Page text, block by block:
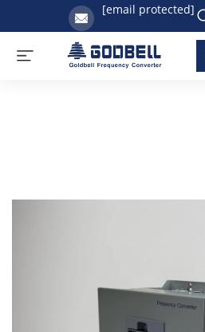
[email protected]